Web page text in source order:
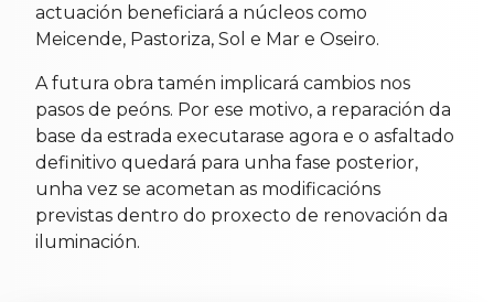
actuación beneficiará a núcleos como
Meicende, Pastoriza, Sol e Mar e Oseiro.
A futura obra tamén implicará cambios nos
pasos de peóns. Por ese motivo, a reparación da
base da estrada executarase agora e o asfaltado
definitivo quedará para unha fase posterior,
unha vez se acometan as modificacións
previstas dentro do proxecto de renovación da
iluminación.